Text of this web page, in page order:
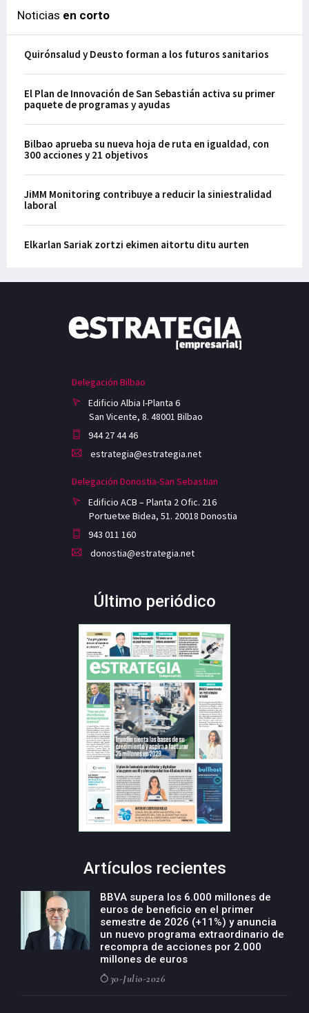
Noticias en corto
Quirónsalud y Deusto forman a los futuros sanitarios
El Plan de Innovación de San Sebastián activa su primer
paquete de programas y ayudas
Bilbao aprueba su nueva hoja de ruta en igualdad, con
300 acciones y 21 objetivos
JiMM Monitoring contribuye a reducir la siniestralidad
laboral
Elkarlan Sariak zortzi ekimen aitortu ditu aurten
Delegación Bilbao
Edificio Albia I-Planta 6
San Vicente, 8. 48001 Bilbao
944 27 44 46
estrategia@estrategia.net
Delegación Donostia-San Sebastian
Edificio ACB – Planta 2 Ofic. 216
Portuetxe Bidea, 51. 20018 Donostia
943 011 160
donostia@estrategia.net
Último periódico
Artículos recientes
BBVA supera los 6.000 millones de
euros de beneficio en el primer
semestre de 2026 (+11%) y anuncia
un nuevo programa extraordinario de
recompra de acciones por 2.000
millones de euros
30-Julio-2026